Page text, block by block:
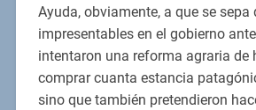
Ayuda, obviamente, a que se sepa
impresentables en el gobierno
intentaron una reforma agraria de
comprar cuanta estancia
sino que también pretendieron